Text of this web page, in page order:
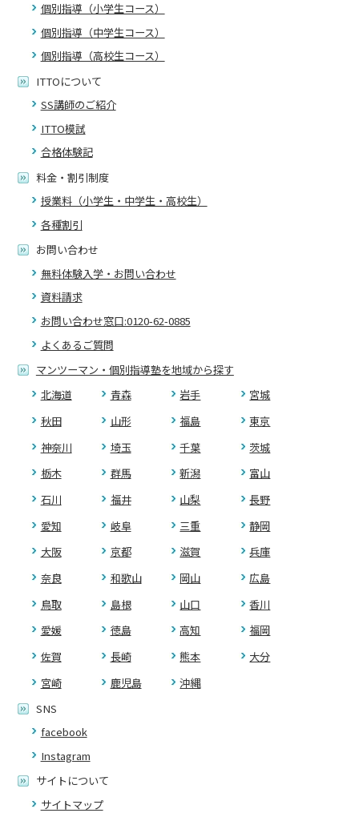
個別指導（小学生コース）
個別指導（中学生コース）
個別指導（高校生コース）
ITTOについて
SS講師のご紹介
ITTO模試
合格体験記
料金・割引制度
授業料（小学生・中学生・高校生）
各種割引
お問い合わせ
無料体験入学・お問い合わせ
資料請求
お問い合わせ窓口:0120-62-0885
よくあるご質問
マンツーマン・個別指導塾を地域から探す
北海道
青森 岩手
宮城
秋田
山形 福島
東京
神奈川
埼玉 千葉
茨城
栃木
群馬 新潟
富山
石川
福井 山梨
長野
愛知
岐阜 三重
静岡
大阪
京都 滋賀
兵庫
奈良
和歌山 岡山
広島
鳥取
島根 山口
香川
愛媛
徳島 高知
福岡
佐賀
長崎 熊本
大分
宮崎
鹿児島
沖縄
SNS
facebook
Instagram
サイトについて
サイトマップ